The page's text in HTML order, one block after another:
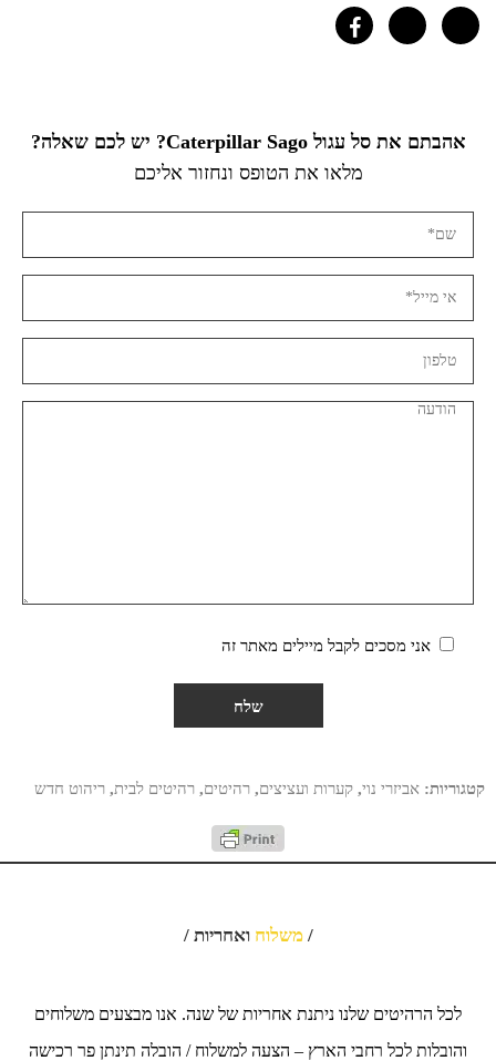
אהבתם את סל עגול Caterpillar Sago? יש לכם שאלה?
מלאו את הטופס ונחזור אליכם
אני מסכים לקבל מיילים מאתר זה
קטגוריות: אביזרי נוי, קערות ועציצים, רהיטים, רהיטים לבית, ריהוט חדש
/משלוח ואחריות /
לכל הרהיטים שלנו ניתנת אחריות של שנה. אנו מבצעים משלוחים
והובלות לכל רחבי הארץ – הצעה למשלוח / הובלה תינתן פר רכישה